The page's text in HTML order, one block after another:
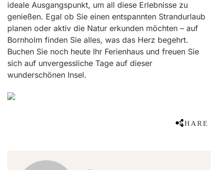
ideale Ausgangspunkt, um all diese Erlebnisse zu
genießen. Egal ob Sie einen entspannten Strandurlaub
planen oder aktiv die Natur erkunden möchten – auf
Bornholm finden Sie alles, was das Herz begehrt.
Buchen Sie noch heute Ihr Ferienhaus und freuen Sie
sich auf unvergessliche Tage auf dieser
wunderschönen Insel.
SHARE